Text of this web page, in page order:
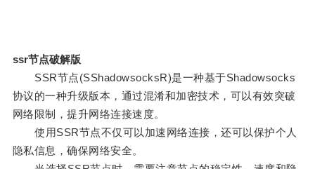
ssr节点破解版
SSR节点(SShadowsocksR)是一种基于Shadowsocks
协议的一种升级版本，通过混淆和加密技术，可以有效突破
网络限制，提升网络连接速度。
使用SSR节点不仅可以加速网络连接，还可以保护个人
隐私信息，确保网络安全。